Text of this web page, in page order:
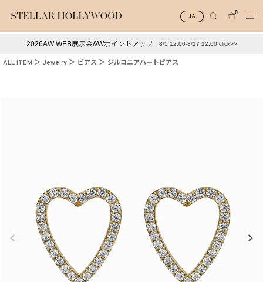
JA
0
2026AW WEB展示会&Wポイントアップ 8/5 12:00-8/17 12:00 click>>
ALL ITEM Jewelry ピアス ジルコニアハートピアス